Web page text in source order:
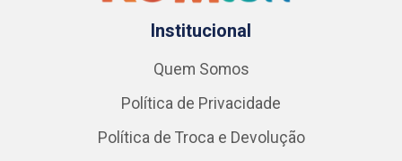
Institucional
Quem Somos
Política de Privacidade
Política de Troca e Devolução